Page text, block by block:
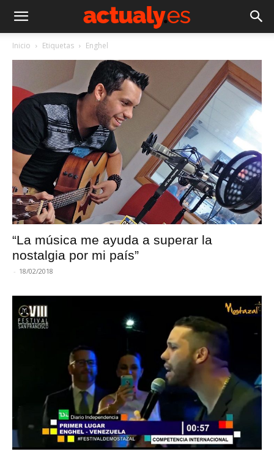
Inicio Etiquetas Enghel
“La música me ayuda a superar la
nostalgia por mi país”
- 18/02/2018